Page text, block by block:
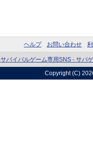
ヘルプ お問い合わせ
サバイバルゲーム専用SNS - サバ
Copyright (C)